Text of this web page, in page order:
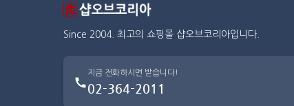
Since 2004. 최고의 쇼핑몰 샵오브코리아입니다.
지금 전화하시면 받습니다!
02-364-2011